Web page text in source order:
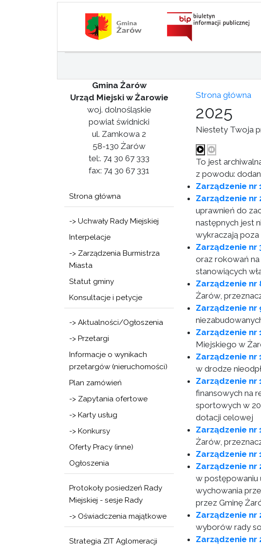
Gmina Żarów
Urząd Miejski w Żarowie
woj. dolnośląskie
powiat świdnicki
ul. Zamkowa 2
58-130 Żarów
tel:. 74 30 67 333
fax: 74 30 67 331
Strona główna
-> Uchwały Rady Miejskiej
Interpelacje
-> Zarządzenia Burmistrza
Miasta
Statut gminy
Konsultacje i petycje
-> Aktualności/Ogłoszenia
-> Przetargi
Informacje o wynikach
przetargów (nieruchomości)
Plan zamówień
-> Zapytania ofertowe
-> Karty usług
-> Konkursy
Oferty Pracy (inne)
Ogłoszenia
Protokoły posiedzeń Rady
Miejskiej - sesje Rady
-> Oświadczenia majątkowe
Strategia ZIT Aglomeracji
Strona główna
2025
Niestety Twoja
To jest
z powodu:
Zarządzenie nr
Zarządzenie nr
uprawnień do
następnych jest
wykraczają
Zarządzenie nr
oraz rokowań
stanowiących
Zarządzenie
Żarów,
Zarządzenie
Zarządzenie nr
Miejskiego w
Zarządzenie nr
w drodze
Zarządzenie nr
finansowych na
sportowych w
dotacji celowej
Zarządzenie nr
Żarów,
Zarządzenie nr
Zarządzenie nr
w postępowaniu
wychowania
przez Gminę
Zarządzenie nr
wyborów rady
Zarządzenie